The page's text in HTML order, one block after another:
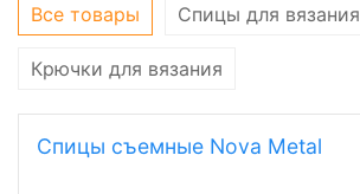
Все товары Спицы для вязания
Крючки для вязания
Спицы съемные Nova Metal